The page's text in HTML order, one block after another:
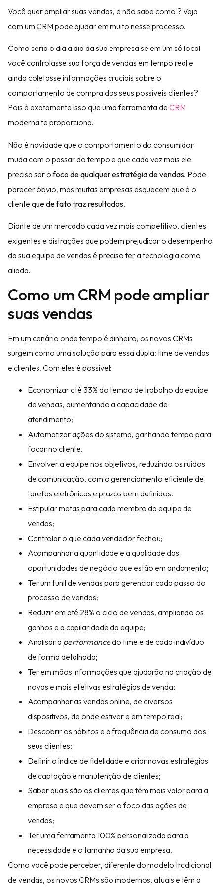
Você quer ampliar suas vendas, e não sabe como ? Veja
com um CRM pode ajudar em muito nesse processo.
Como seria o dia a dia da sua empresa se em um só local
você controlasse sua força de vendas em tempo real e
ainda coletasse informações cruciais sobre o
comportamento de compra dos seus possíveis clientes?
Pois é exatamente isso que uma ferramenta de CRM
moderna te proporciona.
Não é novidade que o comportamento do consumidor
muda com o passar do tempo e que cada vez mais ele
precisa ser ofoco de qualquer estratégia de vendas. Pode
parecer óbvio, mas muitas empresas esquecem que é o
cliente que de fato traz resultados.
Diante de um mercado cada vez mais competitivo, clientes
exigentes e distrações que podem prejudicar o desempenho
da sua equipe de vendas é preciso ter a tecnologia como
aliada.
Como um CRM pode ampliar
suas vendas
Em um cenário onde tempo é dinheiro, os novos CRMs
surgem como uma solução para essa dupla: time de vendas
e clientes. Com eles é possível:
Economizar até 33% do tempo de trabalho da equipe
de vendas, aumentando a capacidade de
atendimento;
Automatizar ações do sistema, ganhando tempo para
focar no cliente.
Envolver a equipe nos objetivos, reduzindo os ruídos
de comunicação, com o gerenciamento eficiente de
tarefas eletrônicas e prazos bem definidos.
Estipular metas para cada membro da equipe de
vendas;
Controlar o que cada vendedor fechou;
Acompanhar a quantidade e a qualidade das
oportunidades de negócio que estão em andamento;
Ter um funil de vendas para gerenciar cada passo do
processo de vendas;
Reduzir em até 28% o ciclo de vendas, ampliando os
ganhos e a capilaridade da equipe;
Analisar a performancedo time e de cada indivíduo
de forma detalhada;
Ter em mãos informações que ajudarão na criação de
novas e mais efetivas estratégias de venda;
Acompanhar as vendas online, de diversos
dispositivos, de onde estiver e em tempo real;
Descobrir os hábitos e a frequência de consumo dos
seus clientes;
Definir o índice de fidelidade e criar novas estratégias
de captação e manutenção de clientes;
Saber quais são os clientes que têm mais valor para a
empresa e que devem ser o foco das ações de
vendas;
Ter uma ferramenta 100% personalizada para a
necessidade e o tamanho da sua empresa.
Como você pode perceber, diferente do modelo tradicional
de vendas, os novos CRMs são modernos, atuais e têm a